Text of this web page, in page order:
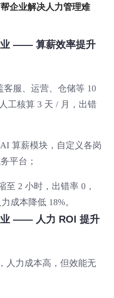
企业解决人力管理难
业 —— 算薪效率提升
客服、运营、仓储等 10
工核算 3 天 / 月，出错
算薪模块，自定义各岗
平台；
至 2 小时，出错率 0，
成本降低 18%。
业 —— 人力 ROI 提升
人力成本高，但效能无